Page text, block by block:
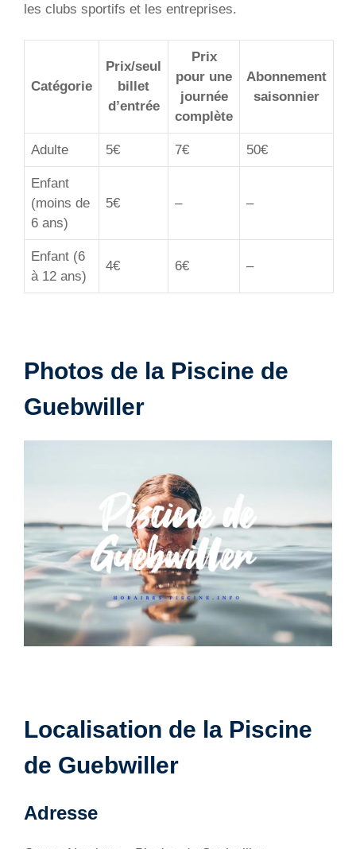
les clubs sportifs et les entreprises.
Catégorie
Prix/seul
billet
d’entrée
Prix
pour une
journée
complète
Abonnement
saisonnier
Adulte 5€ 7€ 50€
Enfant
(moins de
6 ans)
5€ – –
Enfant (6
à 12 ans)
4€ 6€ –
Photos de la Piscine de
Guebwiller
Localisation de la Piscine
de Guebwiller
Adresse